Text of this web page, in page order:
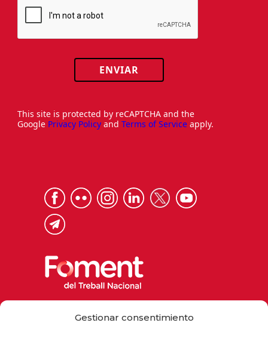
Gestionar consentimiento
ENVIAR
This site is protected by reCAPTCHA and the
Google Privacy Policy and Terms of Service apply.